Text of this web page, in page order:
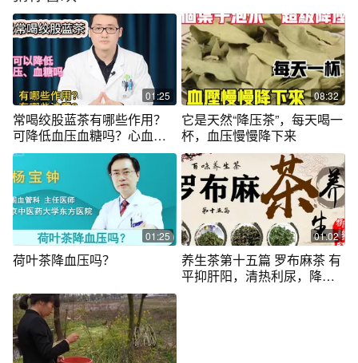
01:25
常喝绞股蓝茶有哪些作用？
可降低血压血糖吗？心血管
医生给你答案
08:32
它是天然“降压茶”，每天喝一
杯，血压慢慢降下来
01:25
荷叶茶降血压吗？
01:02
养生茶第十五篇 罗布麻茶 有
平抑肝阳，清热利尿，降血